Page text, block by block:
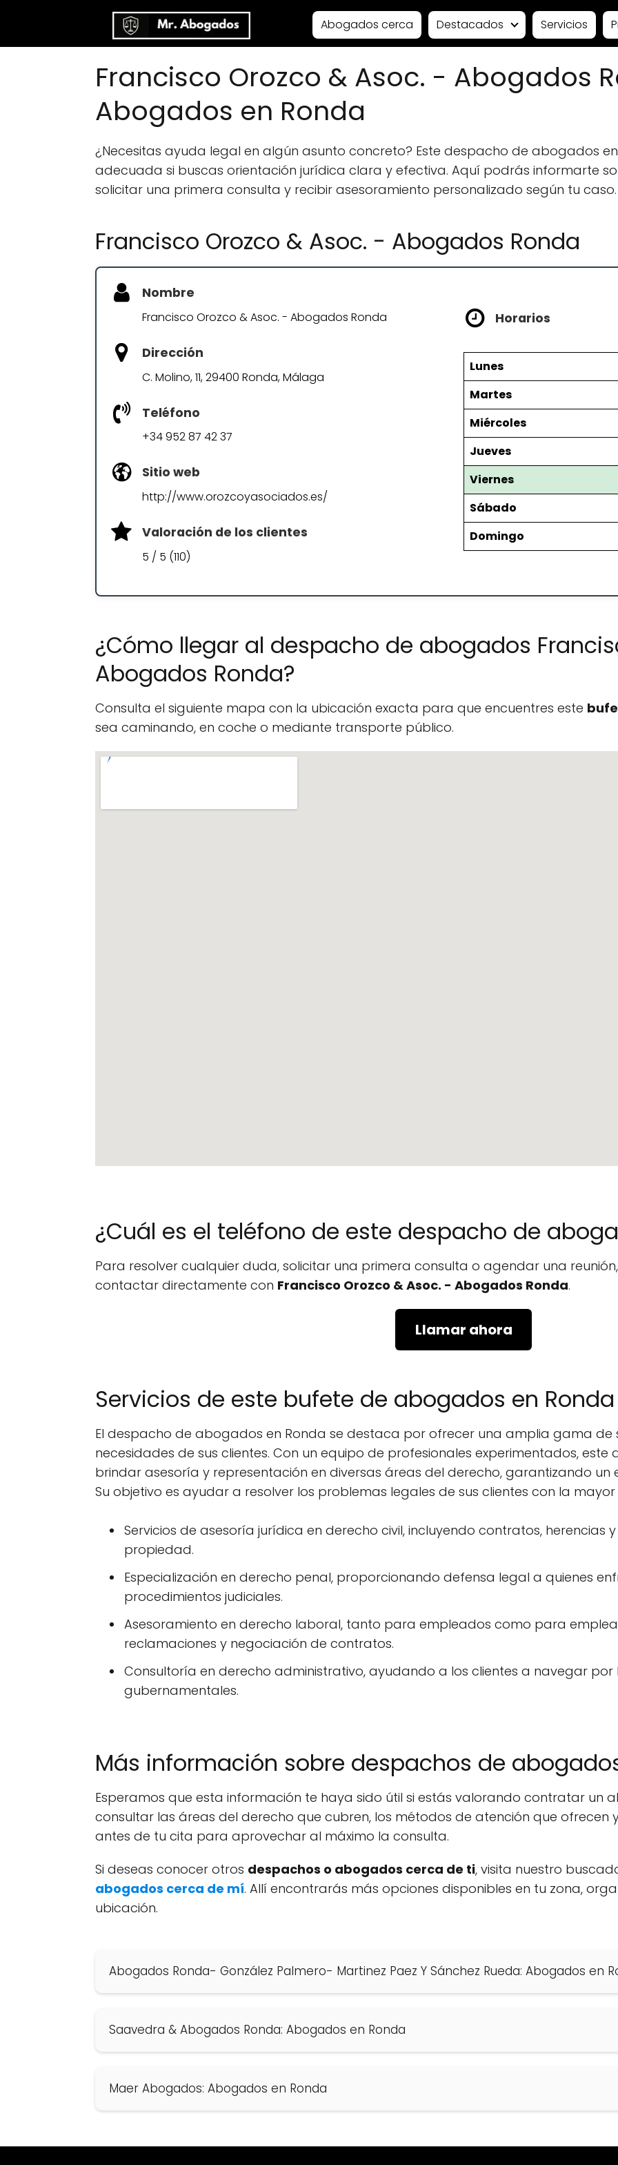
Abogados cerca Destacados Servicios
Francisco Orozco & Asoc. - Abogados
Abogados en Ronda
¿Necesitas ayuda legal en algún asunto concreto? Este despacho de abogados
adecuada si buscas orientación jurídica clara y efectiva. Aquí podrás informarte
solicitar una primera consulta y recibir asesoramiento personalizado según tu caso.
Francisco Orozco & Asoc. - Abogados Ronda
Nombre
Francisco Orozco & Asoc. - Abogados Ronda
Dirección
C. Molino, 11, 29400 Ronda, Málaga
Teléfono
+34 952 87 42 37
Sitio web
http://www.orozcoyasociados.es/
Valoración de los clientes
5 / 5 (110)
Horarios
Lunes
Martes
Miércoles
Jueves
Viernes
Sábado
Domingo
¿Cómo llegar al despacho de abogados
Abogados Ronda?
Consulta el siguiente mapa con la ubicación exacta para que encuentres este
sea caminando, en coche o mediante transporte público.
¿Cuál es el teléfono de este despacho de
Para resolver cualquier duda, solicitar una primera consulta o agendar una
contactar directamente con Francisco Orozco & Asoc. - Abogados Ronda.
Llamar ahora
Servicios de este bufete de abogados en Ronda
El despacho de abogados en Ronda se destaca por ofrecer una amplia gama
necesidades de sus clientes. Con un equipo de profesionales experimentados,
brindar asesoría y representación en diversas áreas del derecho, garantizando un
Su objetivo es ayudar a resolver los problemas legales de sus clientes con la
Servicios de asesoría jurídica en derecho civil, incluyendo contratos, herencias
propiedad.
Especialización en derecho penal, proporcionando defensa legal a quienes
procedimientos judiciales.
Asesoramiento en derecho laboral, tanto para empleados como para
reclamaciones y negociación de contratos.
Consultoría en derecho administrativo, ayudando a los clientes a navegar
gubernamentales.
Más información sobre despachos de
Esperamos que esta información te haya sido útil si estás valorando contratar un
consultar las áreas del derecho que cubren, los métodos de atención que ofrecen
antes de tu cita para aprovechar al máximo la consulta.
Si deseas conocer otros despachos o abogados cerca de ti, visita nuestro
abogados cerca de mí. Allí encontrarás más opciones disponibles en tu zona,
ubicación.
Abogados Ronda- González Palmero- Martinez Paez Y Sánchez Rueda: Abogados en
Saavedra & Abogados Ronda: Abogados en Ronda
Maer Abogados: Abogados en Ronda